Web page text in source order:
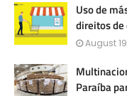
Uso de
direitos
August
Paraíba